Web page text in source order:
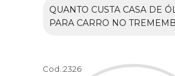
QUANTO CUSTA CASA DE
PARA CARRO NO
Cod.:2326